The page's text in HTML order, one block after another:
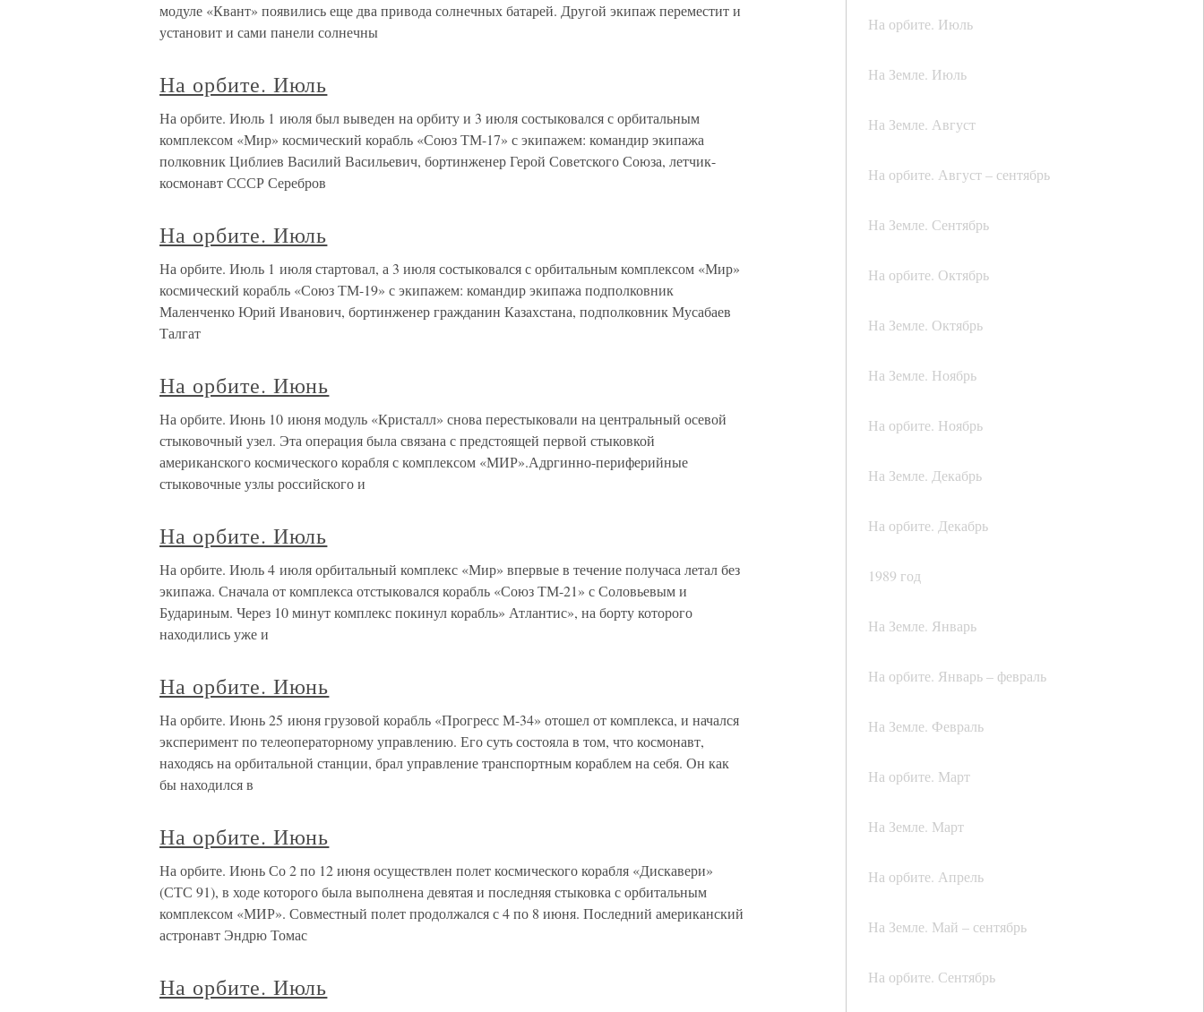
На орбите. Июль
На Земле. Июль
На Земле. Август
На орбите. Август – сентябрь
На Земле. Сентябрь
На орбите. Октябрь
На Земле. Октябрь
На Земле. Ноябрь
На орбите. Ноябрь
На Земле. Декабрь
На орбите. Декабрь
1989 год
На Земле. Январь
На орбите. Январь – февраль
На Земле. Февраль
На орбите. Март
На Земле. Март
На орбите. Апрель
На Земле. Май – сентябрь
На орбите. Сентябрь
модуле «Квант» появились еще два привода солнечных батарей. Другой экипаж переместит и
установит и сами панели солнечны
На орбите. Июль
На орбите. Июль 1 июля был выведен на орбиту и 3 июля состыковался с орбитальным
комплексом «Мир» космический корабль «Союз ТМ-17» с экипажем: командир экипажа
полковник Циблиев Василий Васильевич, бортинженер Герой Советского Союза, летчик-
космонавт СССР Серебров
На орбите. Июль
На орбите. Июль 1 июля стартовал, а 3 июля состыковался с орбитальным комплексом «Мир»
космический корабль «Союз ТМ-19» с экипажем: командир экипажа подполковник
Маленченко Юрий Иванович, бортинженер гражданин Казахстана, подполковник Мусабаев
Талгат
На орбите. Июнь
На орбите. Июнь 10 июня модуль «Кристалл» снова перестыковали на центральный осевой
стыковочный узел. Эта операция была связана с предстоящей первой стыковкой
американского космического корабля с комплексом «МИР».Адргинно-периферийные
стыковочные узлы российского и
На орбите. Июль
На орбите. Июль 4 июля орбитальный комплекс «Мир» впервые в течение получаса летал без
экипажа. Сначала от комплекса отстыковался корабль «Союз ТМ-21» с Соловьевым и
Будариным. Через 10 минут комплекс покинул корабль» Атлантис», на борту которого
находились уже и
На орбите. Июнь
На орбите. Июнь 25 июня грузовой корабль «Прогресс М-34» отошел от комплекса, и начался
эксперимент по телеоператорному управлению. Его суть состояла в том, что космонавт,
находясь на орбитальной станции, брал управление транспортным кораблем на себя. Он как
бы находился в
На орбите. Июнь
На орбите. Июнь Со 2 по 12 июня осуществлен полет космического корабля «Дискавери»
(СТС 91), в ходе которого была выполнена девятая и последняя стыковка с орбитальным
комплексом «МИР». Совместный полет продолжался с 4 по 8 июня. Последний американский
астронавт Эндрю Томас
На орбите. Июль